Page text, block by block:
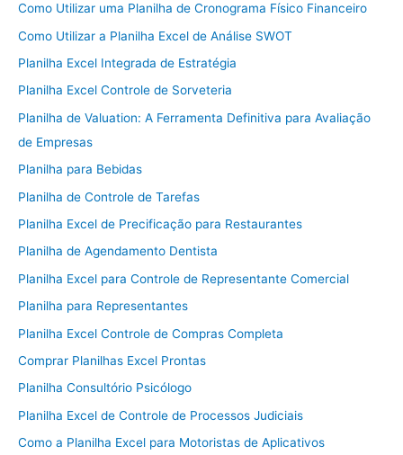
Como Utilizar uma Planilha de Cronograma Físico Financeiro
Como Utilizar a Planilha Excel de Análise SWOT
Planilha Excel Integrada de Estratégia
Planilha Excel Controle de Sorveteria
Planilha de Valuation: A Ferramenta Definitiva para Avaliação
de Empresas
Planilha para Bebidas
Planilha de Controle de Tarefas
Planilha Excel de Precificação para Restaurantes
Planilha de Agendamento Dentista
Planilha Excel para Controle de Representante Comercial
Planilha para Representantes
Planilha Excel Controle de Compras Completa
Comprar Planilhas Excel Prontas
Planilha Consultório Psicólogo
Planilha Excel de Controle de Processos Judiciais
Como a Planilha Excel para Motoristas de Aplicativos